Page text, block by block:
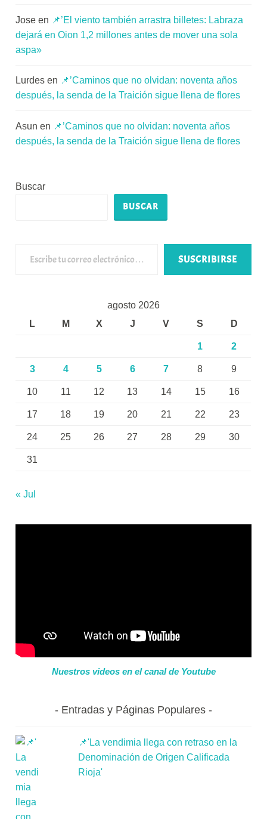
Jose en 📌’El viento también arrastra billetes: Labraza
dejará en Oion 1,2 millones antes de mover una sola
aspa»
Lurdes en 📌’Caminos que no olvidan: noventa años
después, la senda de la Traición sigue llena de flores
Asun en 📌’Caminos que no olvidan: noventa años
después, la senda de la Traición sigue llena de flores
Buscar
BUSCAR
SUSCRIBIRSE
agosto 2026
L
M X J V S D
1 2
3 4 5 6 7 8 9
10 11 12 13 14 15 16
17 18 19 20 21 22 23
24 25 26 27 28 29 30
31
« Jul
Nuestros videos en el canal de Youtube
Entradas y Páginas Populares
📌'La vendimia llega con retraso en la
Denominación de Origen Calificada
Rioja'